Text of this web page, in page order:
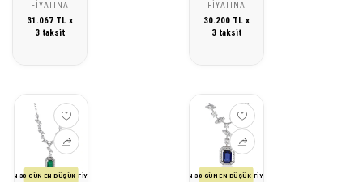
FIYATINA
31.067 TL x
3 taksit
FIYATINA
30.200 TL x
3 taksit
SON 30 GÜN EN DÜŞÜK FİYATI SON 30 GÜN EN DÜŞÜK FİYATI